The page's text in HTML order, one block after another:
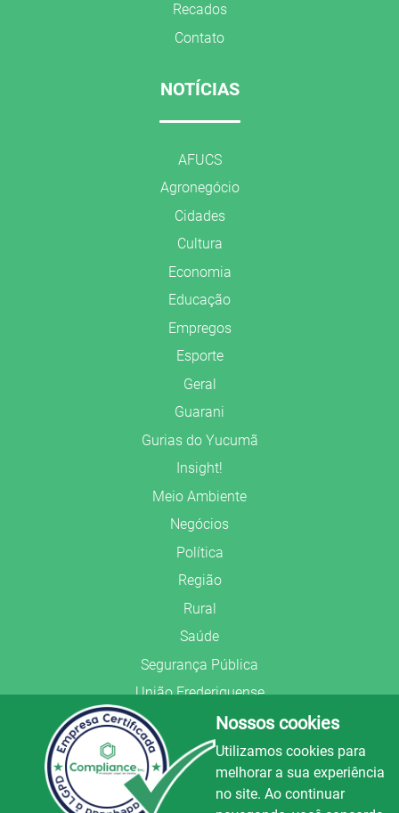
Recados
Contato
NOTÍCIAS
AFUCS
Agronegócio
Cidades
Cultura
Economia
Educação
Empregos
Esporte
Geral
Guarani
Gurias do Yucumã
Insight!
Meio Ambiente
Negócios
Política
Região
Rural
Saúde
Segurança Pública
União Frederiquense
© Copyright 2022.LA+.
Nossos cookies
Utilizamos cookies para
melhorar a sua experiência
no site. Ao continuar